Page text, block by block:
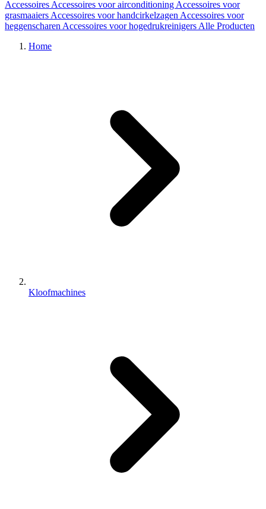
Accessoires Accessoires voor airconditioning Accessoires voor
grasmaaiers Accessoires voor handcirkelzagen Accessoires voor
heggenscharen Accessoires voor hogedrukreinigers Alle Producten
Home
Kloofmachines